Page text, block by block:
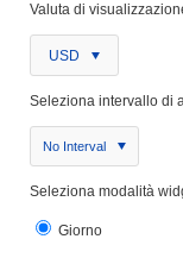
Valuta di
USD
Seleziona intervallo di
No Interval
Seleziona modalità
Giorno